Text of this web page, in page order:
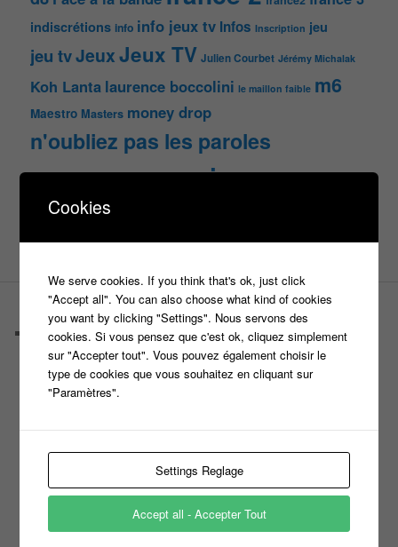
indiscrétions info info jeux tv Infos Inscription jeu
jeu tvJeuxJeux TV Julien Courbet Jérémy Michalak
Koh Lanta laurence boccolini le maillon faible m6
Maestro Masters money drop
n'oubliez pas les paroles
nagui
tournagetv W9
Castings
C’est quoi un casteur ?
C’est quoi un directeur de casting ?
Harry
Slam
Les 12 coups de midi
Les Z’Amours
N’oubliez Pas Les Paroles
Cookies
We serve cookies. If you think that's ok, just click
"Accept all". You can also choose what kind of cookies
you want by clicking "Settings". Nous servons des
cookies. Si vous pensez que c'est ok, cliquez simplement
sur "Accepter tout". Vous pouvez également choisir le
type de cookies que vous souhaitez en cliquant sur
"Paramètres".
Settings Reglage
Accept all - Accepter Tout